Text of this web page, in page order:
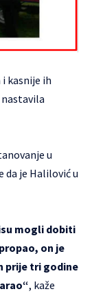
kasnije ih
u
da je Halilović u
mogli dobiti
on je
prije tri godine
, kaže